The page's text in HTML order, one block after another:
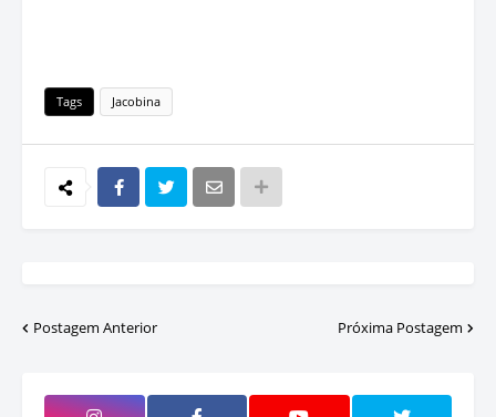
Tags Jacobina
Postagem Anterior Próxima Postagem